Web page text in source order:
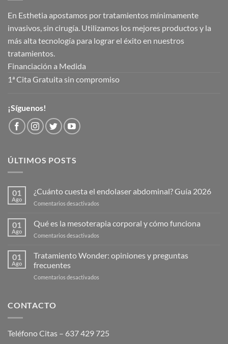
En Esthetia apostamos por tratamientos mínimamente
invasivos, sin cirugía. Utilizamos los mejores productos y la
más alta tecnología para lograr el éxito en nuestros
tratamientos.
Financiación a Medida
1ª Cita Gratuita sin compromiso
¡Síguenos!
ÚLTIMOS POSTS
01
Ago
¿Cuánto cuesta el endolaser abdominal? Guía 2026
Comentarios desactivados
cuesta
el
Guía
01
Ago
Qué es la mesoterapia corporal y cómo funciona
Comentarios desactivados
es
01
Ago
Tratamiento Wonder: opiniones y preguntas
frecuentes
Comentarios desactivados
CONTACTO
Teléfono Citas – 637 429 725